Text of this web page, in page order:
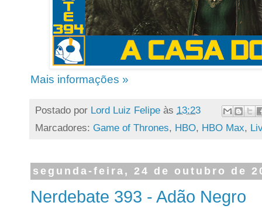
Mais informações »
Postado por Lord Luiz Felipe às 13:23
Marcadores: Game of Thrones, HBO, HBO Max,
segunda-feira, 24 de outubro de
Nerdebate 393 - Adão Negro